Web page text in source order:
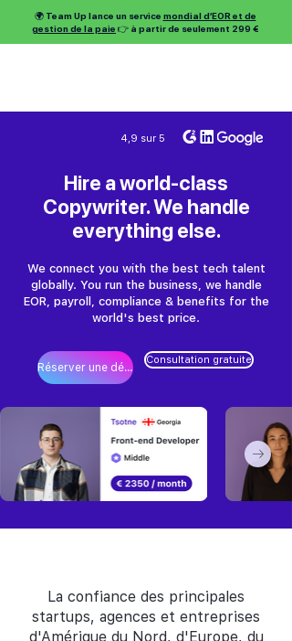
🌍 Team Up lance un service mondial d’EOR et de
gestion de la paie 👉 à partir de seulement 299 €
4,9 sur 5
Hire a world-class
Copywriter. We handle
everything else.
We connect you with the best tech talent
globally. You run the business, we handle
EOR, payroll, compliance & benefits for the
world's best price.
Réserver une démo
Consultation gratuite
La confiance des principales
startups, agences et entreprises
d'Amérique du Nord, d'Europe, du